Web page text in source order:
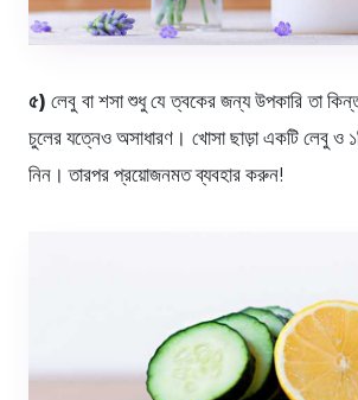
৫) লেবু বা শসা শুধু যে ত্বকের জন্য উপকারি তা
চুলের যত্নেও অসাধারণ। খোসা ছাড়া একটি লেবু ও
নিন। তারপর প্রয়োজনমত ব্যবহার করুন!